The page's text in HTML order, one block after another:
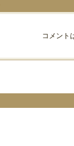
コメント